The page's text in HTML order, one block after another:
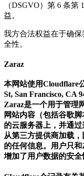
（DSGVO）第 6 条
益。
我方合法权益在于确
全性。
Zaraz
本网站使用Cloudflare
St, San Francisco, CA
Zaraz是一个用于管理
网站内容（包括谷歌
的云服务器上，并通
从第三方提供商加载
的任何信息。用户只
增加了用户数据的安全